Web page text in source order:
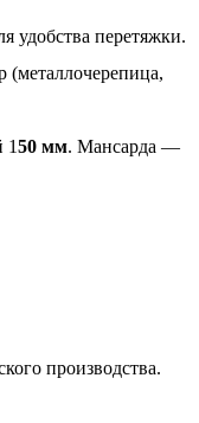
удобства перетяжки.
150 мм. Мансарда —
производства.